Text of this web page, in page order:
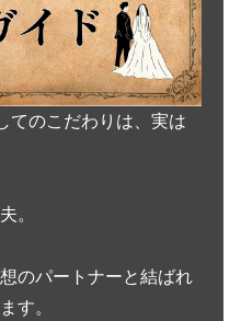
てのこだわりは、実は
。
のパートナーと結ばれ
す。